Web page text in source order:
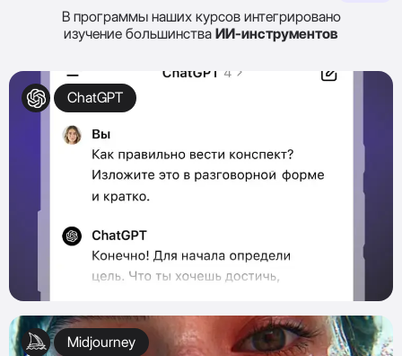
В программы наших курсов интегрировано
изучение большинства ИИ-инструментов
ChatGPT
Midjourney